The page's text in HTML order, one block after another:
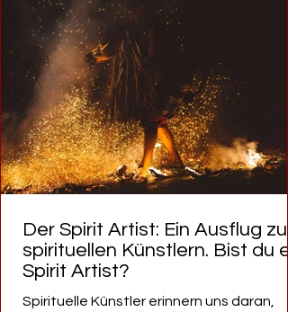
Der Spirit Artist: Ein Ausflug zu
spirituellen Künstlern. Bist du
Spirit Artist?
Spirituelle Künstler erinnern uns daran,